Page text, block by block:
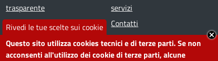
Rivedi le tue scelte sui cookie
Questo sito utilizza cookies tecnici e di terze parti. Se non
acconsenti all'utilizzo dei cookie di terze parti, alcune
trasparente
Note legali
servizi
Contatti
SEGUICI SU